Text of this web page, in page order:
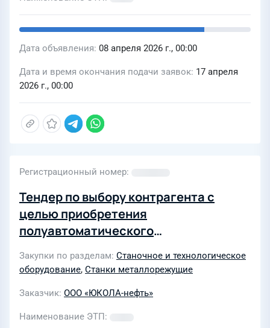
Дата объявления 08 апреля 2026 г., 00:00
Дата и время окончания подачи заявок 17 апреля
2026 г., 00:00
Регистрационный номер
Тендер по выбору контрагента с
целью приобретения
полуавтоматического
Закупки по разделам Станочное и технологическое
оборудование, Станки металлорежущие
Заказчик ООО «ЮКОЛА-нефть»
Наименование ЭТП